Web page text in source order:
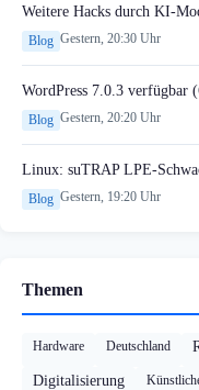
Weitere Hacks durch KI-
Blog Gestern, 20:30 Uhr
WordPress 7.0.3 verfügbar
Blog Gestern, 20:20 Uhr
Linux: suTRAP LPE-
Blog Gestern, 19:20 Uhr
Themen
Hardware Deutschland
Digitalisierung